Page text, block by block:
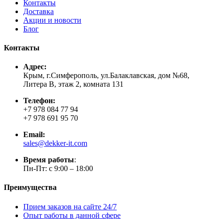
Контакты
Доставка
Акции и новости
Блог
Контакты
Адрес:
Крым, г.Симферополь, ул.Балаклавская, дом №68,
Литера В, этаж 2, комната 131
Телефон:
+7 978 084 77 94
+7 978 691 95 70
Email:
sales@dekker-it.com
Время работы:
Пн-Пт: с 9:00 – 18:00
Преимущества
Прием заказов на сайте 24/7
Опыт работы в данной сфере